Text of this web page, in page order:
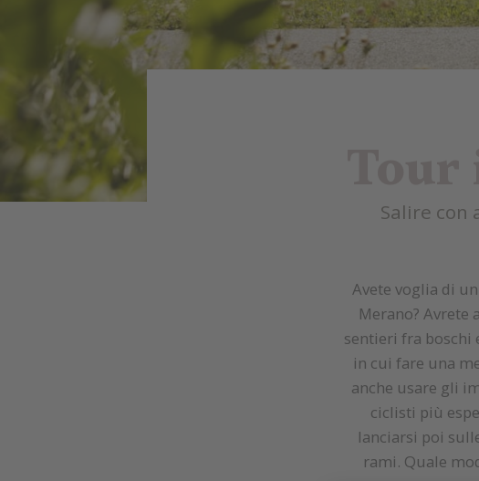
Salire con
Avete voglia di
Merano?
sentieri fra boschi
in cui fare una
anche usare gli
ciclisti più
lanciarsi poi
rami. Quale